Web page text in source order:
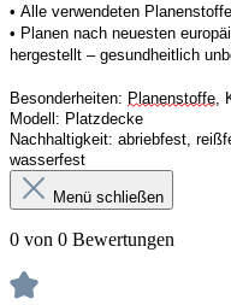
• Alle verwendeten Planenstoffe
• Planen nach neuesten
hergestellt – gesundheitlich
Besonderheiten: Planenstoffe
Modell: Platzdecke
Nachhaltigkeit: abriebfest,
wasserfest
Menü schließen
0 von 0 Bewertungen